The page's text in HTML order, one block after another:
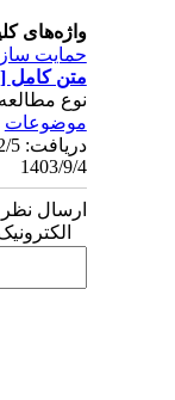
واژه‌های
حمایت
متن کامل[PDF 323 kb]
نوع مطالعه:
موضوعات
1403/9/4
ارسال نظر